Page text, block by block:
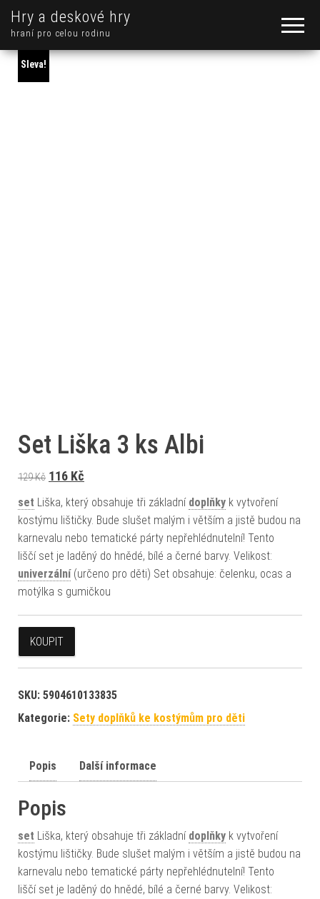
Hry a deskové hry
hraní pro celou rodinu
Sleva!
Set Liška 3 ks Albi
129Kč Původní cena byla: 129 Kč.
116 Kč
set Liška, který obsahuje tři základní doplňky k vytvoření
kostýmu lištičky. Bude slušet malým i větším a jistě budou na
karnevalu nebo tematické párty nepřehlédnutelní! Tento
liščí set je laděný do hnědé, bílé a černé barvy. Velikost:
univerzální(určeno pro děti) Set obsahuje: čelenku, ocas a
motýlka s gumičkou
KOUPIT
SKU: 5904610133835
Kategorie: Sety doplňků ke kostýmům pro děti
Popis Další informace
Popis
set Liška, který obsahuje tři základní doplňky k vytvoření
kostýmu lištičky. Bude slušet malým i větším a jistě budou na
karnevalu nebo tematické párty nepřehlédnutelní! Tento
liščí set je laděný do hnědé, bílé a černé barvy. Velikost: